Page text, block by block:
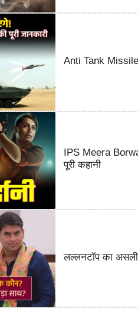
Anti Tank
IPS Meera
पूरी कहानी
लल्लनटॉप का असली